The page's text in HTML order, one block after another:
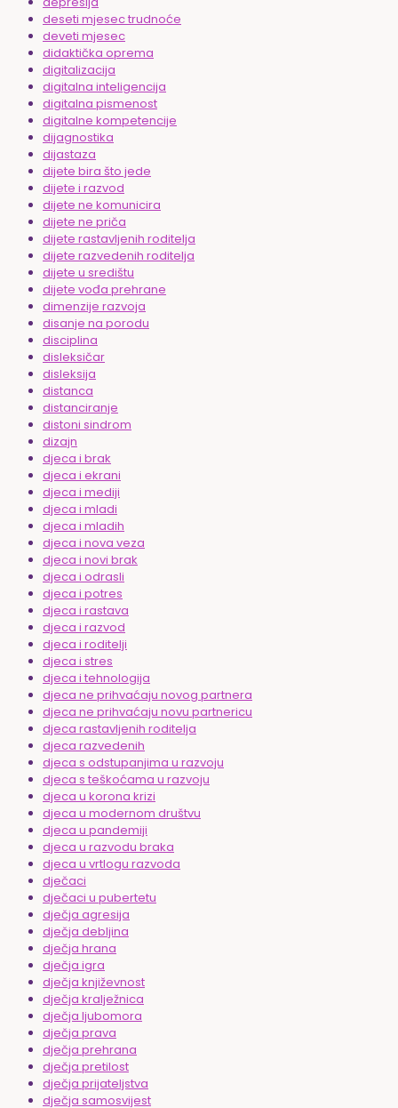
deseti mjesec trudnoće
deveti mjesec
didaktička oprema
digitalizacija
digitalna inteligencija
digitalna pismenost
digitalne kompetencije
dijagnostika
dijastaza
dijete bira što jede
dijete i razvod
dijete ne komunicira
dijete ne priča
dijete rastavljenih roditelja
dijete razvedenih roditelja
dijete u središtu
dijete vođa prehrane
dimenzije razvoja
disanje na porodu
disciplina
disleksičar
disleksija
distanca
distanciranje
distoni sindrom
dizajn
djeca i brak
djeca i ekrani
djeca i mediji
djeca i mladi
djeca i mladih
djeca i nova veza
djeca i novi brak
djeca i odrasli
djeca i potres
djeca i rastava
djeca i razvod
djeca i roditelji
djeca i stres
djeca i tehnologija
djeca ne prihvaćaju novog partnera
djeca ne prihvaćaju novu partnericu
djeca rastavljenih roditelja
djeca razvedenih
djeca s odstupanjima u razvoju
djeca s teškoćama u razvoju
djeca u korona krizi
djeca u modernom društvu
djeca u pandemiji
djeca u razvodu braka
djeca u vrtlogu razvoda
dječaci
dječaci u pubertetu
dječja agresija
dječja debljina
dječja hrana
dječja igra
dječja književnost
dječja kralježnica
dječja ljubomora
dječja prava
dječja prehrana
dječja pretilost
dječja prijateljstva
dječja samosvijest